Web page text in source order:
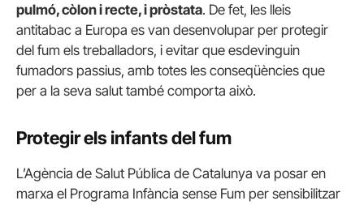
pulmó, còlon i recte, i pròstata. De fet, les lleis
antitabac a Europa es van desenvolupar per protegir
del fum els treballadors, i evitar que esdevinguin
fumadors passius, amb totes les conseqüències que
per a la seva salut també comporta això.
Protegir els infants del fum
L’Agència de Salut Pública de Catalunya va posar en
marxa el Programa Infància sense Fum per sensibilitzar